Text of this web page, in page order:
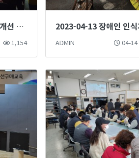
2023-04-17 장애인 인식개선 마술단 마술공연 진행
1,154 ADMIN 04-14